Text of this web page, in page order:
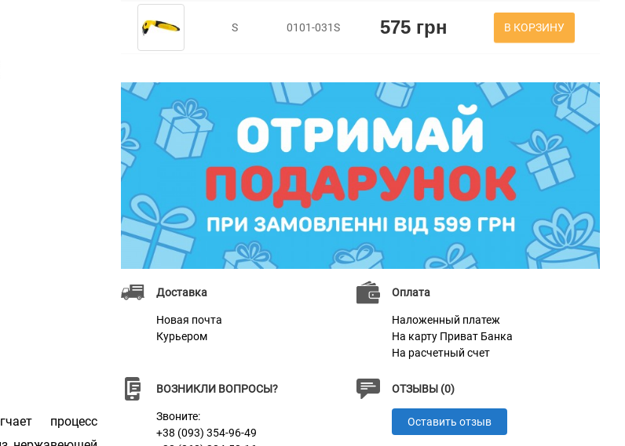
процесс
S 0101-031S 575 грн В КОРЗИНУ
Доставка
Новая почта
Курьером
Оплата
Наложенный платеж
На карту Приват Банка
На расчетный счет
ВОЗНИКЛИ ВОПРОСЫ?
Звоните:
+38 (093) 354-96-49
ОТЗЫВЫ (0)
Оставить отзыв